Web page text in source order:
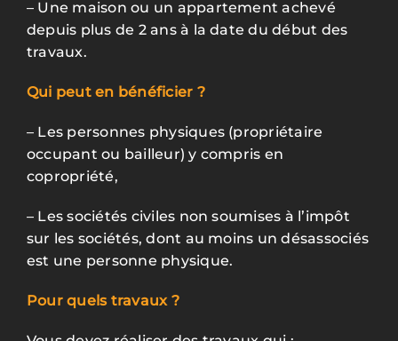
– U ne maison ou un appartement achevé
depuis plus de 2 ans à la date du début des
travaux.
Qui peut en bénéficier ?
– Les personnes physiques (propriétaire
occupant ou bailleur) y compris en
copropriété,
– Les sociétés civiles non soumises à l’impôt
sur les sociétés, dont au moins un désassociés
est une personne physique.
Pour quels travaux ?